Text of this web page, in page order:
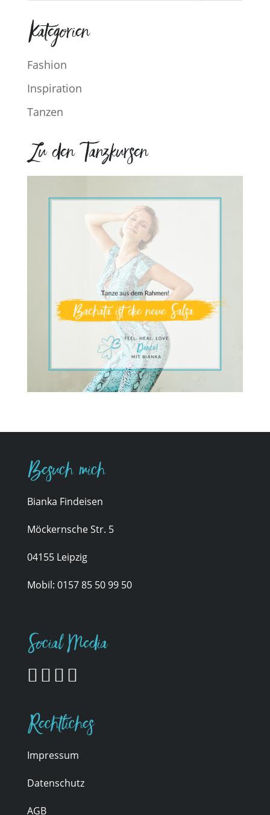
Kategorien
Fashion
Inspiration
Tanzen
Zu den Tanzkursen
Besuch mich
Bianka Findeisen
Möckernsche Str. 5
04155 Leipzig
Mobil: 0157 85 50 99 50
Social Media
Rechtliches
Impressum
Datenschutz
AGB